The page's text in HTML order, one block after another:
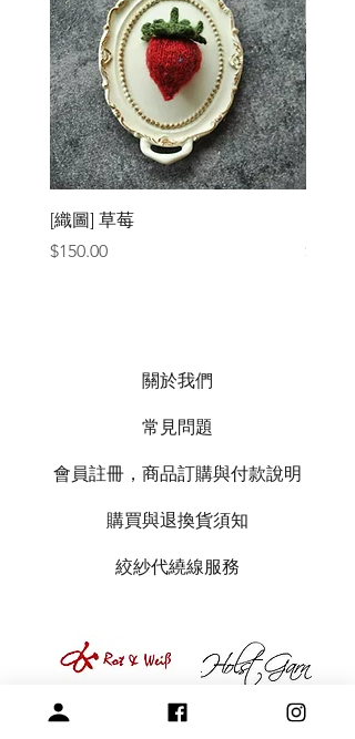
[織圖] 草莓
價格
$150.00
價格
關於我們
常見問題
會員註冊，商品訂購與付款說明
購買與退換貨須知
絞紗代繞線服務